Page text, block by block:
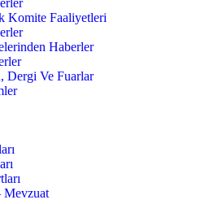
Komite Faaliyetleri
Haberler
Dergi Ve Fuarlar
Mevzuat